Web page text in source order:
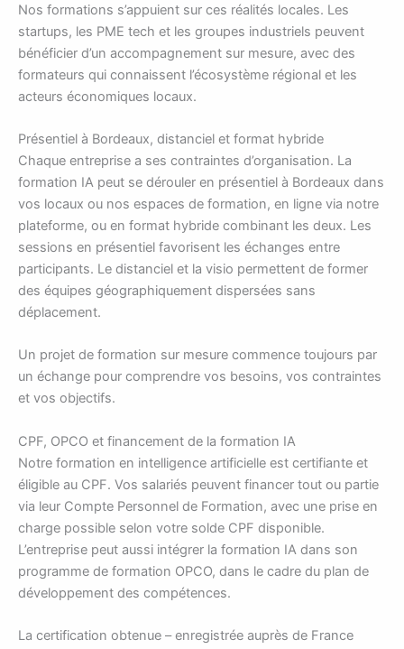
Nos formations s’appuient sur ces réalités locales. Les
startups, les PME tech et les groupes industriels peuvent
bénéficier d’un accompagnement sur mesure, avec des
formateurs qui connaissent l’écosystème régional et les
acteurs économiques locaux.
Présentiel à Bordeaux, distanciel et format hybride
Chaque entreprise a ses contraintes d’organisation. La
formation IA peut se dérouler en présentiel à Bordeaux dans
vos locaux ou nos espaces de formation, en ligne via notre
plateforme, ou en format hybride combinant les deux. Les
sessions en présentiel favorisent les échanges entre
participants. Le distanciel et la visio permettent de former
des équipes géographiquement dispersées sans
déplacement.
Un projet de formation sur mesure commence toujours par
un échange pour comprendre vos besoins, vos contraintes
et vos objectifs.
CPF, OPCO et financement de la formation IA
Notre formation en intelligence artificielle est certifiante et
éligible au CPF. Vos salariés peuvent financer tout ou partie
via leur Compte Personnel de Formation, avec une prise en
charge possible selon votre solde CPF disponible.
L’entreprise peut aussi intégrer la formation IA dans son
programme de formation OPCO, dans le cadre du plan de
développement des compétences.
La certification obtenue – enregistrée auprès de France